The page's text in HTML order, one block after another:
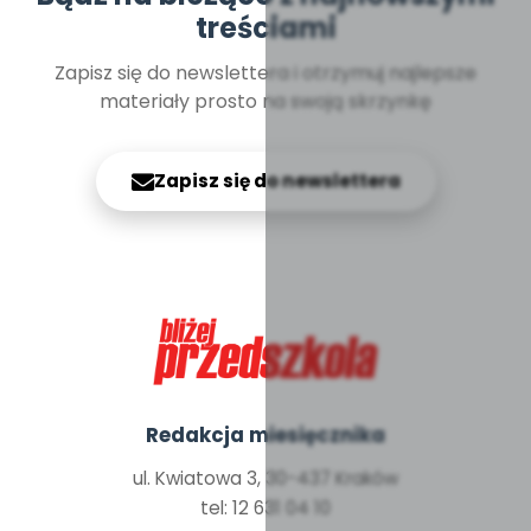
treściami
Zapisz się do newslettera i otrzymuj najlepsze
materiały prosto na swoją skrzynkę
Zapisz się do newslettera
Redakcja miesięcznika
ul. Kwiatowa 3, 30-437 Kraków
tel: 12 631 04 10